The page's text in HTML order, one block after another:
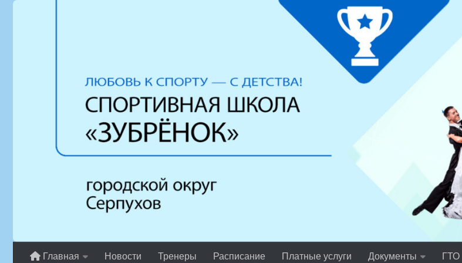
Главная Новости Тренеры Расписание Платные услуги Документы ГТО